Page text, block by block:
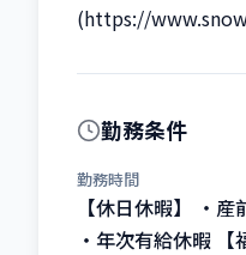
(https://
勤務条件
勤務時間
【休日休暇】 ・
・年次有給休暇